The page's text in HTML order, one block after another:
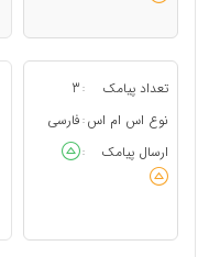
تعداد پیامک :
3
نوع اس ام اس : فارسی
ارسال پیامک
: